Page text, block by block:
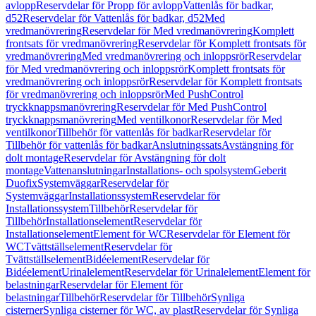
avloppReservdelar för Propp för avloppVattenlås för badkar,
d52Reservdelar för Vattenlås för badkar, d52Med
vredmanövreringReservdelar för Med vredmanövreringKomplett
frontsats för vredmanövreringReservdelar för Komplett frontsats för
vredmanövreringMed vredmanövrering och inloppsrörReservdelar
för Med vredmanövrering och inloppsrörKomplett frontsats för
vredmanövrering och inloppsrörReservdelar för Komplett frontsats
för vredmanövrering och inloppsrörMed PushControl
tryckknappsmanövreringReservdelar för Med PushControl
tryckknappsmanövreringMed ventilkonorReservdelar för Med
ventilkonorTillbehör för vattenlås för badkarReservdelar för
Tillbehör för vattenlås för badkarAnslutningssatsAvstängning för
dolt montageReservdelar för Avstängning för dolt
montageVattenanslutningarInstallations- och spolsystemGeberit
DuofixSystemväggarReservdelar för
SystemväggarInstallationssystemReservdelar för
InstallationssystemTillbehörReservdelar för
TillbehörInstallationselementReservdelar för
InstallationselementElement för WCReservdelar för Element för
WCTvättställselementReservdelar för
TvättställselementBidéelementReservdelar för
BidéelementUrinalelementReservdelar för UrinalelementElement för
belastningarReservdelar för Element för
belastningarTillbehörReservdelar för TillbehörSynliga
cisternerSynliga cisterner för WC, av plastReservdelar för Synliga